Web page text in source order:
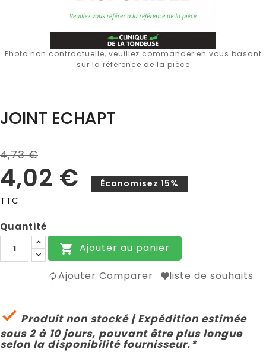
Photo non contractuelle, veuillez commander en vous basant
sur la référence de la pièce
JOINT ECHAPT
4,73 €
4,02 €
Économisez 15%
TTC
Quantité
 Ajouter au panier
Ajouter Comparer liste de souhaits
 Produit non stocké | Expédition estimée
sous 2 à 10 jours, pouvant être plus longue
selon la disponibilité fournisseur.*